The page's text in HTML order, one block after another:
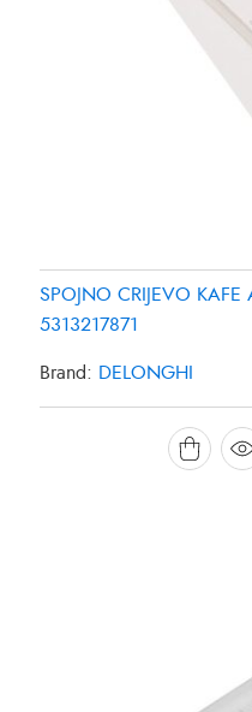
SPOJNO CRIJEVO KAFE
5313217871
Brand: DELONGHI